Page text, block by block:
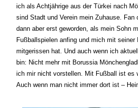
ich als Achtjährige aus der Türkei nach
sind Stadt und Verein mein Zuhause. Fan
dann aber erst geworden, als mein Sohn
Fußballspielen anfing und mich mit seiner
mitgerissen hat. Und auch wenn ich
bin: Nicht mehr mit Borussia
ich mir nicht vorstellen. Mit Fußball ist es
Auch wenn man nicht immer dort ist –